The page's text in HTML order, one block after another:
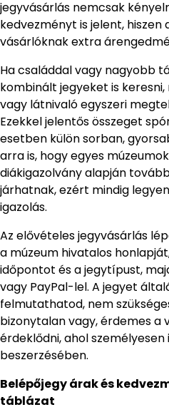
jegyvásárlás nemcsak
kedvezményt is jelent,
vásárlóknak extra
Ha családdal vagy nagyobb
kombinált jegyeket is
vagy látnivaló egyszeri
Ezekkel jelentős összeget
esetben külön sorban,
arra is, hogy egyes
diákigazolvány alapján
járhatnak, ezért mindig
igazolás.
Az elővételes jegyvásárlás
a múzeum hivatalos
időpontot és a jegytípust,
vagy PayPal-lel. A jegyet
felmutathatod, nem
bizonytalan vagy, érdemes a
érdeklődni, ahol
beszerzésében.
Belépőjegy árak és
táblázat